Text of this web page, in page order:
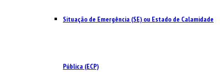
Situação de Emergência (SE) ou Estado de Calamidade
Pública (ECP)